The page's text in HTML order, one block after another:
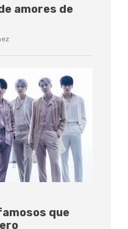
amores de
que